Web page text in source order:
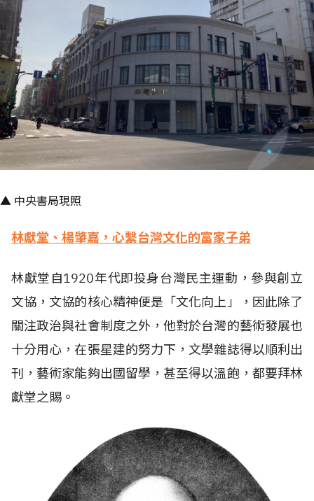
▲ 中央書局現照
林獻堂、楊肇嘉，心繫台灣文化的富家子弟
林獻堂自1920年代即投身台灣民主運動，參與創立
文協，文協的核心精神便是「文化向上」，因此除了
關注政治與社會制度之外，他對於台灣的藝術發展也
十分用心，在張星建的努力下，文學雜誌得以順利出
刊，藝術家能夠出國留學，甚至得以溫飽，都要拜林
獻堂之賜。